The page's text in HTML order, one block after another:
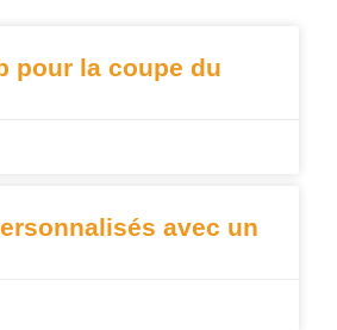
pour la coupe du
avec un